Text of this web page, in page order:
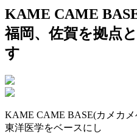
KAME CAME
福岡、佐賀を拠点
す
KAME CAME BASE(カメカ
東洋医学をベースにし